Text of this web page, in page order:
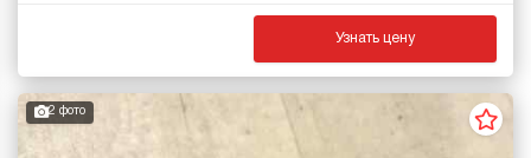
Узнать цену
2 фото